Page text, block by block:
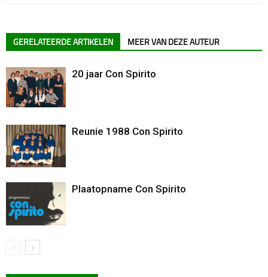
GERELATEERDE ARTIKELEN MEER VAN DEZE AUTEUR
20 jaar Con Spirito
Reunie 1988 Con Spirito
Plaatopname Con Spirito